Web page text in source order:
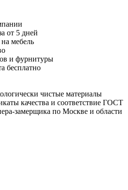
от 5 дней
мебель
и фурнитуры
бесплатно
чистые материалы
качества и соответствие ГОСТ
замерщика по Москве и области